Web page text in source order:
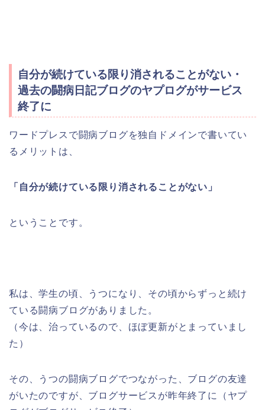
自分が続けている限り消されることがない・
過去の闘病日記ブログのヤプログがサービス
終了に
ワードプレスで闘病ブログを独自ドメインで書いてい
るメリットは、
「自分が続けている限り消されることがない」
ということです。
私は、学生の頃、うつになり、その頃からずっと続け
ている闘病ブログがありました。
（今は、治っているので、ほぼ更新がとまっていまし
た）
その、うつの闘病ブログでつながった、ブログの友達
がいたのですが、ブログサービスが昨年終了に（ヤプ